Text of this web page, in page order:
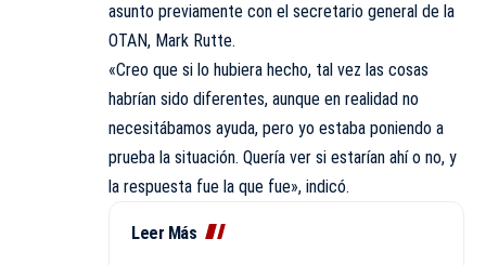
asunto previamente con el secretario general de la
OTAN, Mark Rutte.
«Creo que si lo hubiera hecho, tal vez las cosas
habrían sido diferentes, aunque en realidad no
necesitábamos ayuda, pero yo estaba poniendo a
prueba la situación. Quería ver si estarían ahí o no, y
la respuesta fue la que fue», indicó.
Leer Más